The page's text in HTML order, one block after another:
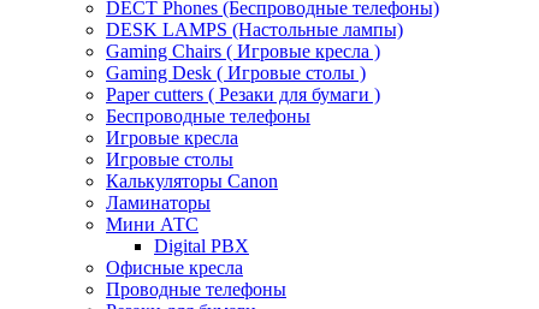
DECT Phones (Беспроводные телефоны)
DESK LAMPS (Настольные лампы)
Gaming Chairs ( Игровые кресла )
Gaming Desk ( Игровые столы )
Paper cutters ( Резаки для бумаги )
Беспроводные телефоны
Игровые кресла
Игровые столы
Калькуляторы Canon
Ламинаторы
Мини АТС
Digital PBX
Офисные кресла
Проводные телефоны